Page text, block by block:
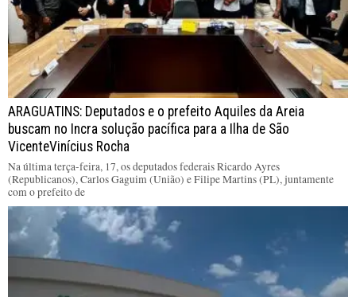
ARAGUATINS: Deputados e o prefeito Aquiles da Areia
buscam no Incra solução pacífica para a Ilha de São
VicenteVinícius Rocha
Na última terça-feira, 17, os deputados federais Ricardo Ayres
(Republicanos), Carlos Gaguim (União) e Filipe Martins (PL), juntamente
com o prefeito de